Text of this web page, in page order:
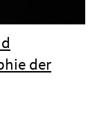
der